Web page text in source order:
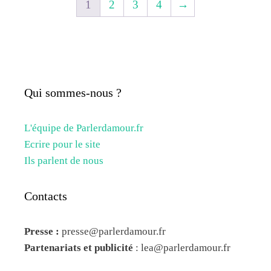
1 2 3 4 →
Qui sommes-nous ?
L'équipe de Parlerdamour.fr
Ecrire pour le site
Ils parlent de nous
Contacts
Presse : presse@parlerdamour.fr
Partenariats et publicité : lea@parlerdamour.fr